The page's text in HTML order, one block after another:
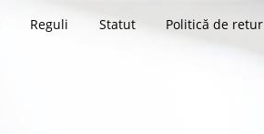
Reguli Statut Politică de retur